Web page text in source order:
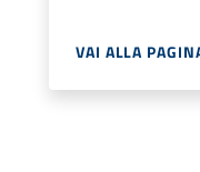
VAI ALLA